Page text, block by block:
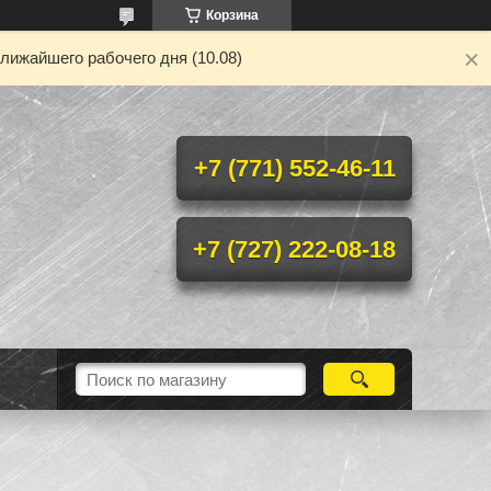
Корзина
рабочего дня (10.08)
+7 (771) 552-46-11
+7 (727) 222-08-18